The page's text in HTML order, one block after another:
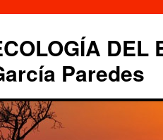
DEL
Paredes